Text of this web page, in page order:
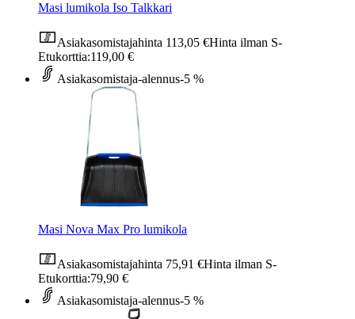
Masi lumikola Iso Talkkari
Asiakasomistajahinta 113,05 €Hinta ilman S-
Etukorttia:119,00 €
Asiakasomistaja-alennus-5 %
Masi Nova Max Pro lumikola
Asiakasomistajahinta 75,91 €Hinta ilman S-
Etukorttia:79,90 €
Asiakasomistaja-alennus-5 %